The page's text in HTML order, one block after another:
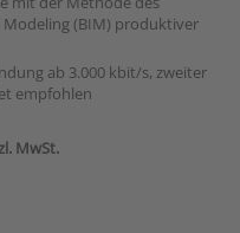
(BIM) produktiver
ab 3.000 kbit/s, zweiter
empfohlen
MwSt.